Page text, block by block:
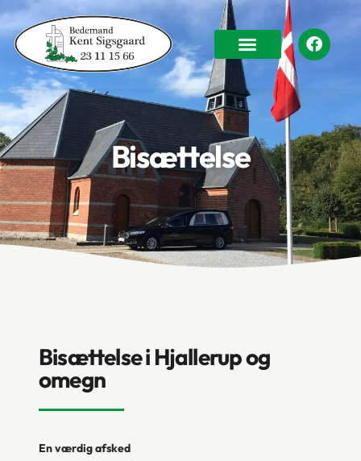
Bisættelse
Bisættelse i Hjallerup og
omegn
En værdig afsked